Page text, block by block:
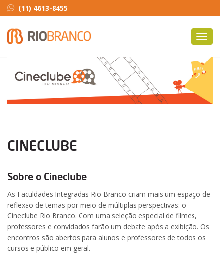
(11) 4613-8455
CINECLUBE
Sobre o Cineclube
As Faculdades Integradas Rio Branco criam mais um espaço de
reflexão de temas por meio de múltiplas perspectivas: o
Cineclube Rio Branco. Com uma seleção especial de filmes,
professores e convidados farão um debate após a exibição. Os
encontros são abertos para alunos e professores de todos os
cursos e público em geral.